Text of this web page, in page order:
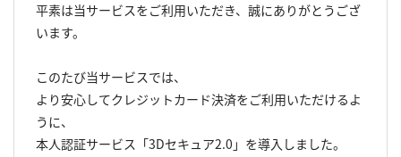
平素は当サービスをご利用いただき、誠にありがとうござ
います。
このたび当サービスでは、
より安心してクレジットカード決済をご利用いただけるよ
うに、
本人認証サービス「3Dセキュア2.0」を導入しました。